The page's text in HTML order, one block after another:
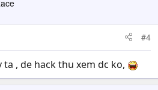
#4
, de hack thu xem dc ko,